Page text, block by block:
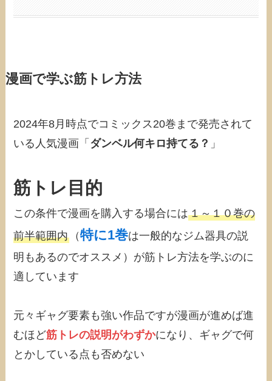
漫画で学ぶ筋トレ方法
2024年8月時点でコミックス20巻まで発売されて
いる人気漫画「 ダンベル何キロ持てる？ 」
筋トレ目的
この条件で漫画を購入する場合には１～１０巻の
前半範囲内 （特に1巻は一般的なジム器具の説
明もあるのでオススメ）が筋トレ方法を学ぶのに
適しています
元々ギャグ要素も強い作品ですが漫画が進めば進
むほど筋トレの説明がわずかになり、ギャグで何
とかしている点も否めない